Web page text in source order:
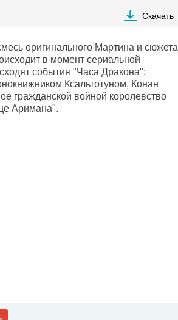
Скачать
оригинального Мартина и сюжета
в момент сериальной
события "Часа Дракона":
Ксальтотуном, Конан
гражданской войной королевство
Аримана".